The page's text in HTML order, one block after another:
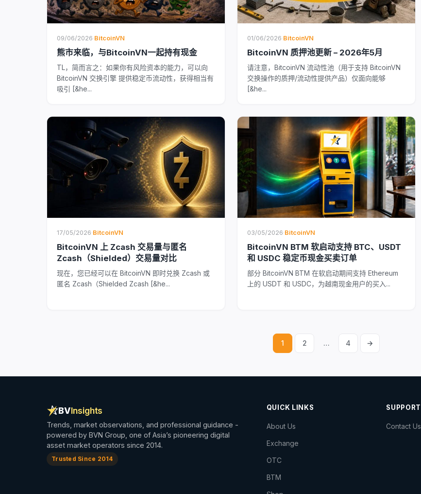
09/06/2026·BitcoinVN
熊市来临，与BitcoinVN一起持有现金
TL，简而言之：如果你有风险资本的能力，可以向
BitcoinVN 交换引擎 提供稳定币流动性，获得相当有
吸引 [&he...
01/06/2026·BitcoinVN
BitcoinVN 质押池更新 – 2026年5月
请注意，BitcoinVN 流动性池（用于支持 BitcoinVN
交换操作的质押/流动性提供产品）仅面向能够
[&he...
17/05/2026·BitcoinVN
BitcoinVN 上 Zcash 交易量与匿名
Zcash（Shielded）交易量对比
现在，您已经可以在 BitcoinVN 即时兑换 Zcash 或
匿名 Zcash（Shielded Zcash [&he...
03/05/2026·BitcoinVN
BitcoinVN BTM 软启动支持 BTC、USDT
和 USDC 稳定币现金买卖订单
部分 BitcoinVN BTM 在软启动期间支持 Ethereum
上的 USDT 和 USDC，为越南现金用户的买入...
文
1 2 … 4 →
BVInsights
Trends, market observations, and professional guidance -
powered by BVN Group, one of Asia’s pioneering digital
asset market operators since 2014.
Trusted Since 2014
QUICK LINKS
About Us
Exchange
OTC
BTM
SUPPORT
Contact Us